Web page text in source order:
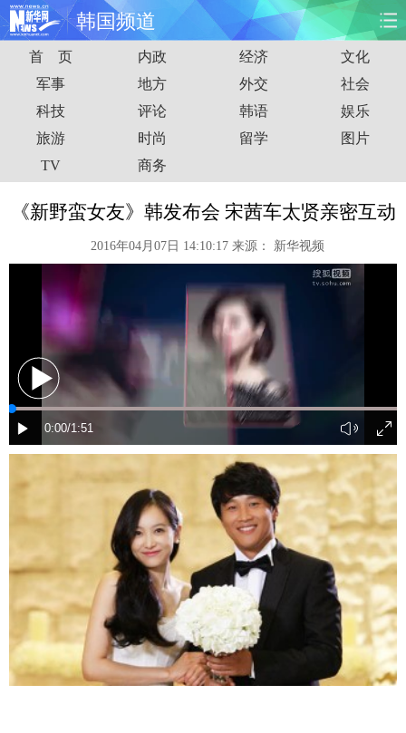
韩国频道
首页 时政 国际 财经
娱乐 体育 人事 教育
时尚 思客
港澳 台湾 华人 汽车
能源 房产
图片 彩票
旅游 健康 信息化
金融 军事
富媒体
新华电视中文 新华电视英文 返回PC
首 页 内政 经济
文化
军事
地方 外交
社会
科技
评论 韩语
娱乐
旅游
时尚 留学
图片
TV
商务
《新野蛮女友》韩发布会 宋茜车太贤亲密互动
2016年04月07日 14:10:17 来源： 新华视频